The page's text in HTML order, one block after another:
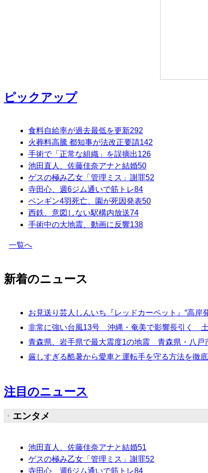
ピックアップ
食料自給率が過去最低を更新292
火葬料高騰 都知事が法改正要請142
手術で「正常な組織」を誤摘出126
池田直人、佐藤佳奈アナと結婚50
ゲスの極み乙女「管理ミス」謝罪52
寺田心、週6ジム通いで筋トレ84
ペンギン4羽死亡、園が死因発表50
西鉄、意図しない駅構内放送74
手術中の大地震、動画に反響138
一覧へ
新着のニュース
お見送り芸人しんいち『レッドカーペット』“高
非常に強い台風13号 沖縄・奄美で影響長引く
青森県、岩手県で最大震度1の地震 青森県・八戸
厳しすぎる酷暑から愛車と運転手を守る方法を徹
注目のニュース
エンタメ
池田直人、佐藤佳奈アナと結婚51
ゲスの極み乙女「管理ミス」謝罪52
寺田心、週6ジム通いで筋トレ84